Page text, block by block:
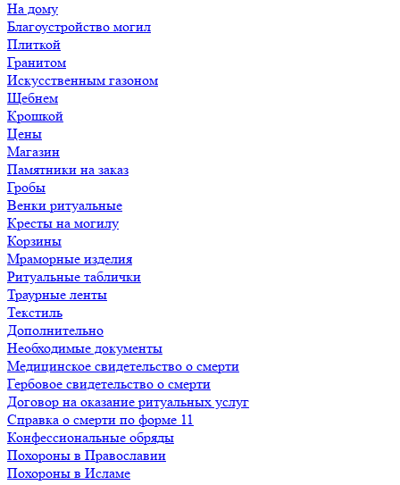
На дому
Благоустройство могил
Плиткой
Гранитом
Искусственным газоном
Щебнем
Крошкой
Цены
Магазин
Памятники на заказ
Гробы
Венки ритуальные
Кресты на могилу
Корзины
Мраморные изделия
Ритуальные таблички
Траурные ленты
Текстиль
Дополнительно
Необходимые документы
Медицинское свидетельство о смерти
Гербовое свидетельство о смерти
Договор на оказание ритуальных услуг
Справка о смерти по форме 11
Конфессиональные обряды
Похороны в Православии
Похороны в Исламе